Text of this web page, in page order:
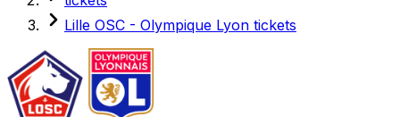
Lille OSC - Olympique Lyon tickets